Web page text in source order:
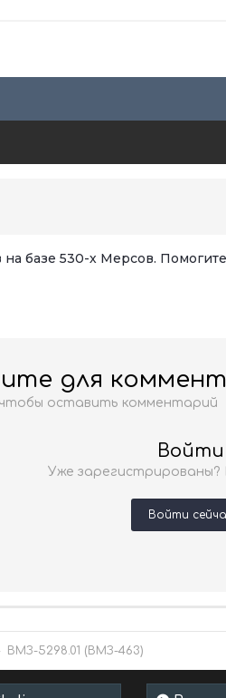
базе 530-х Мерсов.
для
оставить комментарий
Войти
Уже зарегистрированы?
Войти
ВМЗ-5298.01 (ВМЗ-463)